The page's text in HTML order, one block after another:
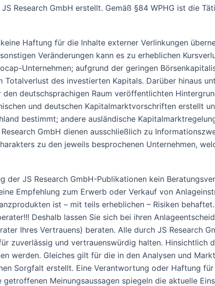
Research GmbH erstellt. Gemäß §84 WPHG ist die
Haftung für die Inhalte externer Verlinkungen
Veränderungen kann es zu erheblichen
Unternehmen; aufgrund der geringen
des investierten Kapitals. Darüber hinaus
deutschsprachigen Raum veröffentlichten
und deutschen Kapitalmarktvorschriften erstellt
bestimmt; andere ausländische
GmbH dienen ausschließlich zu
zu den jeweils besprochenen Unternehmen,
JS Research GmbH-Publikationen kein
Empfehlung zum Erwerb oder Verkauf von
ist – mit teils erheblichen – Risiken
Deshalb lassen Sie sich bei ihren
Ihres Vertrauens) beraten. Alle durch JS Research
zuverlässig und vertrauenswürdig halten. Hinsichtlich
werden. Gleiches gilt für die in den Analysen und
Sorgfalt erstellt. Eine Verantwortung oder Haftung
Meinungsaussagen spiegeln die aktuelle